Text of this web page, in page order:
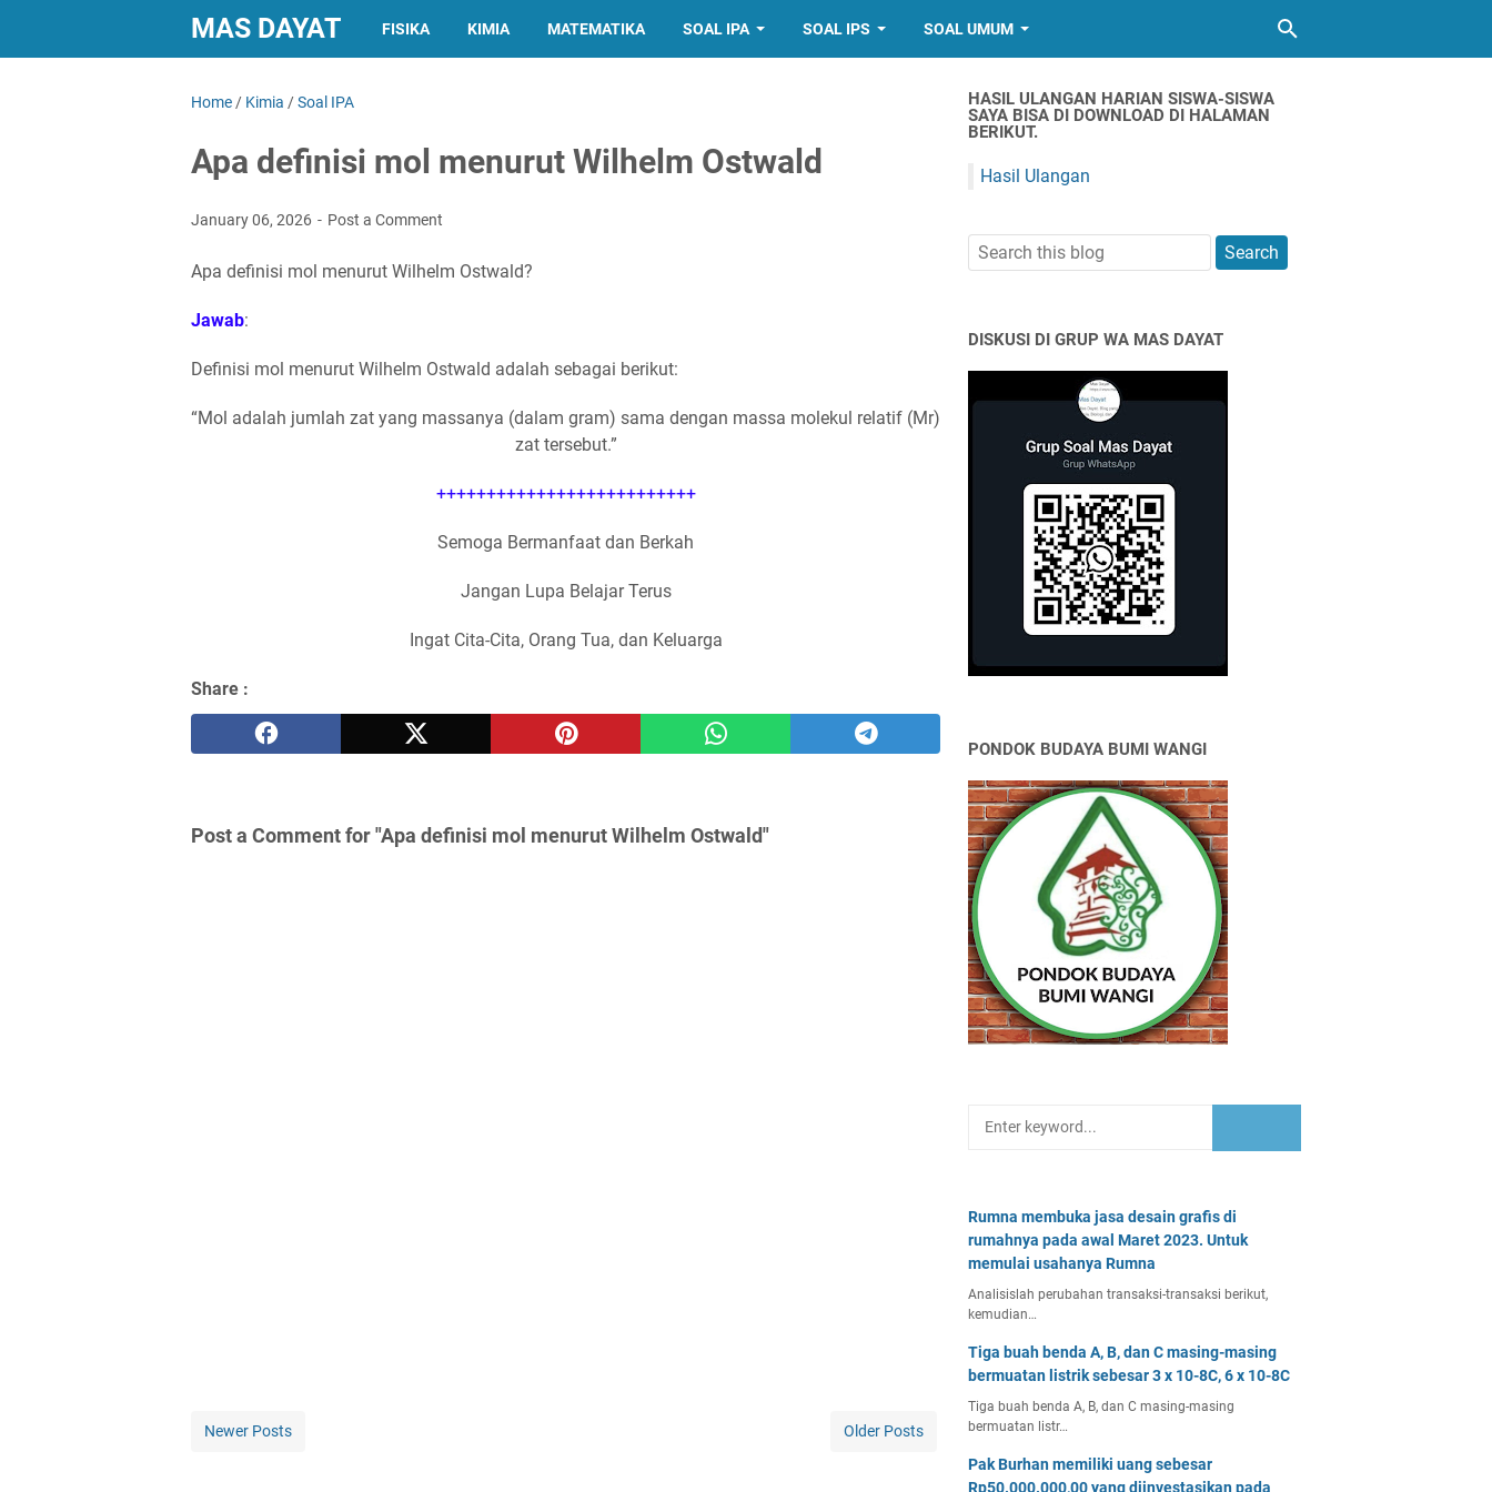
MAS DAYAT FISIKA KIMIA MATEMATIKA SOAL IPA SOAL IPS SOAL UMUM
Home / Kimia /Soal IPA
Apa definisi mol menurut Wilhelm Ostwald
January 06, 2026 Post a Comment
Apa definisi mol menurut Wilhelm Ostwald?
Jawab:
Definisi mol menurut Wilhelm Ostwald adalah sebagai berikut:
“Mol adalah jumlah zat yang massanya (dalam gram) sama dengan massa molekul relatif (Mr)
zat tersebut.”
++++++++++++++++++++++++++
Semoga Bermanfaat dan Berkah
Jangan Lupa Belajar Terus
Ingat Cita-Cita, Orang Tua, dan Keluarga
Share :
Post a Comment for "Apa definisi mol menurut Wilhelm Ostwald"
Newer Posts Older Posts
HASIL ULANGAN HARIAN SISWA-SISWA
SAYA BISA DI DOWNLOAD DI HALAMAN
BERIKUT.
Hasil Ulangan
DISKUSI DI GRUP WA MAS DAYAT
PONDOK BUDAYA BUMI WANGI
Rumna membuka jasa desain grafis di
rumahnya pada awal Maret 2023. Untuk
memulai usahanya Rumna
Analisislah perubahan transaksi-transaksi berikut,
kemudian…
Tiga buah benda A, B, dan C masing-masing
bermuatan listrik sebesar 3 x 10-8C, 6 x 10-8C
Tiga buah benda A, B, dan C masing-masing
bermuatan listr…
Pak Burhan memiliki uang sebesar
Rp50.000.000,00 yang diinvestasikan pada